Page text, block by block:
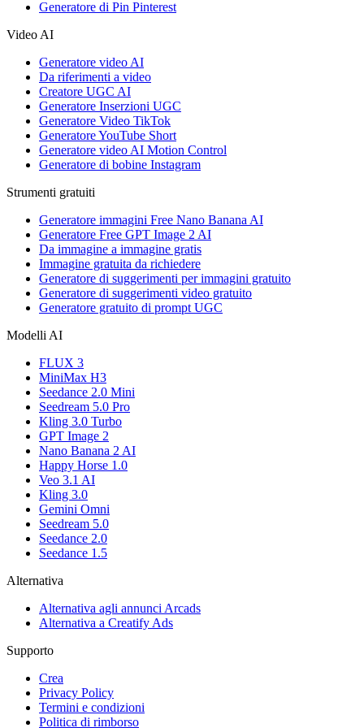
Generatore di Pin Pinterest
Video AI
Generatore video AI
Da riferimenti a video
Creatore UGC AI
Generatore Inserzioni UGC
Generatore Video TikTok
Generatore YouTube Short
Generatore video AI Motion Control
Generatore di bobine Instagram
Strumenti gratuiti
Generatore immagini Free Nano Banana AI
Generatore Free GPT Image 2 AI
Da immagine a immagine gratis
Immagine gratuita da richiedere
Generatore di suggerimenti per immagini gratuito
Generatore di suggerimenti video gratuito
Generatore gratuito di prompt UGC
Modelli AI
FLUX 3
MiniMax H3
Seedance 2.0 Mini
Seedream 5.0 Pro
Kling 3.0 Turbo
GPT Image 2
Nano Banana 2 AI
Happy Horse 1.0
Veo 3.1 AI
Kling 3.0
Gemini Omni
Seedream 5.0
Seedance 2.0
Seedance 1.5
Alternativa
Alternativa agli annunci Arcads
Alternativa a Creatify Ads
Supporto
Crea
Privacy Policy
Termini e condizioni
Politica di rimborso